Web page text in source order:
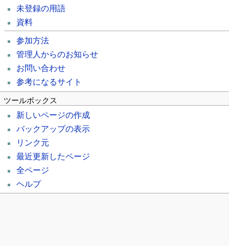
未登録の用語
資料
参加方法
管理人からのお知らせ
お問い合わせ
参考になるサイト
ツールボックス
新しいページの作成
バックアップの表示
リンク元
最近更新したページ
全ページ
ヘルプ